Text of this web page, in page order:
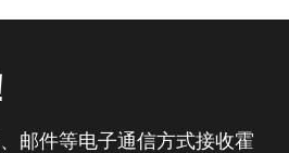
邮件等电子通信方式接收霍